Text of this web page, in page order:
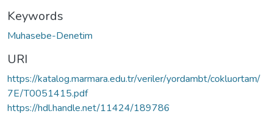
Keywords
Muhasebe-Denetim
URI
https://katalog.marmara.edu.tr/veriler/yordambt/cokluortam/
7E/T0051415.pdf
https://hdl.handle.net/11424/189786